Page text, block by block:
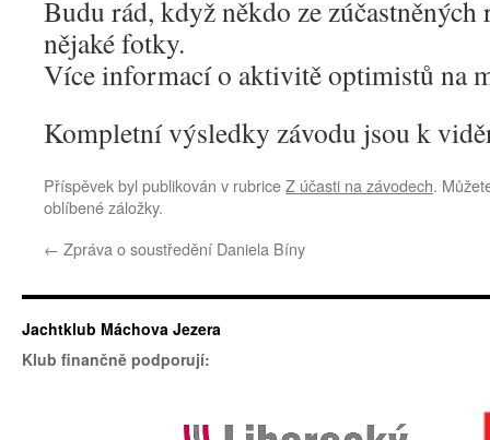
Budu rád, když někdo ze
nějaké fotky.
Více informací o aktivitě optimistů na
Kompletní výsledky závodu jsou k
Příspěvek byl publikován v rubriceZ účasti na závodech.
oblíbené záložky.
← Zpráva o soustředění Daniela Bíny
Jachtklub Máchova Jezera
Klub finančně podporují: